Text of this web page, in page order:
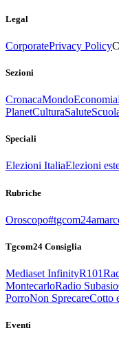
Legal
CorporatePrivacy Policy
Sezioni
CronacaMondoEconomia
PlanetCulturaSalute
Speciali
Elezioni ItaliaElezioni
Rubriche
Oroscopo
Tgcom24 Consiglia
Mediaset InfinityR101
MontecarloRadio Subasio
PorroNon SprecareCotto
Eventi